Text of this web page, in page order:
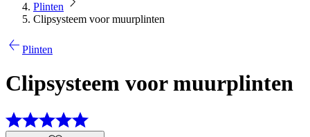
Plinten
Clipsysteem voor muurplinten
Plinten
Clipsysteem voor muurplinten